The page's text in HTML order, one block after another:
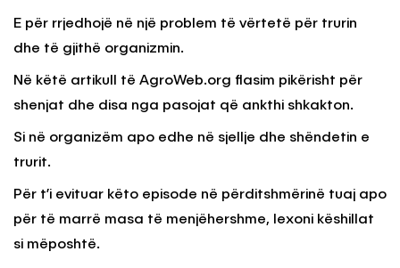
E për rrjedhojë në një problem të vërtetë për trurin
dhe të gjithë organizmin.
Në këtë artikull të AgroWeb.org flasim pikërisht për
shenjat dhe disa nga pasojat që ankthi shkakton.
Si në organizëm apo edhe në sjellje dhe shëndetin e
trurit.
Për t’i evituar këto episode në përditshmërinë tuaj apo
për të marrë masa të menjëhershme, lexoni këshillat
si mëposhtë.